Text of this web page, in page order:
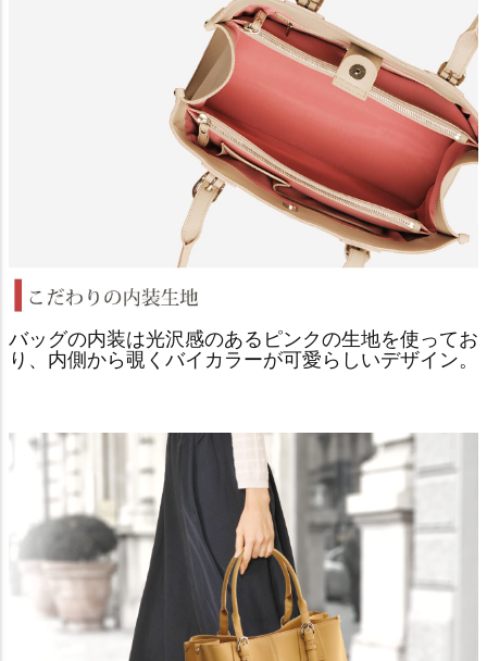
バッグの内装は光沢感のあるピンクの生地を使ってお
り、内側から覗くバイカラーが可愛らしいデザイン。